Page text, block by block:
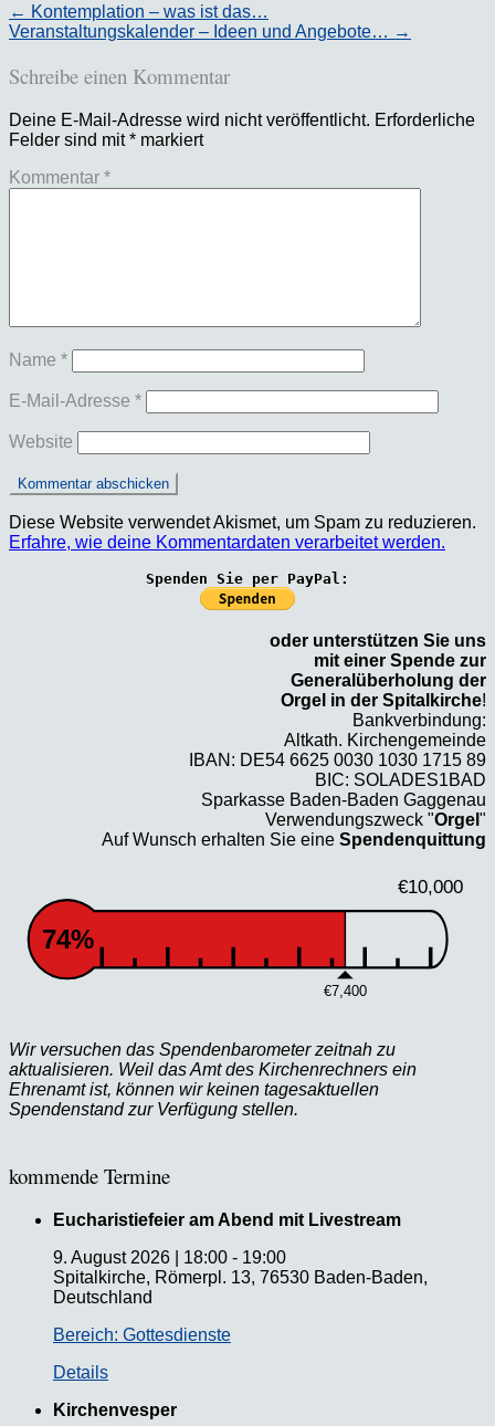
← Kontemplation – was ist das…
Veranstaltungskalender – Ideen und Angebote… →
Schreibe einen Kommentar
Deine E-Mail-Adresse wird nicht veröffentlicht. Erforderliche
Felder sind mit* markiert
Kommentar *
Name *
E-Mail-Adresse *
Website
Diese Website verwendet Akismet, um Spam zu reduzieren.
Erfahre, wie deine Kommentardaten verarbeitet werden.
Spenden Sie per PayPal:
oder unterstützen Sie uns
mit einer Spende zur
Generalüberholung der
Orgel in der Spitalkirche!
Bankverbindung:
Altkath. Kirchengemeinde
IBAN: DE54 6625 0030 1030 1715 89
BIC: SOLADES1BAD
Sparkasse Baden-Baden Gaggenau
Verwendungszweck "Orgel "
Auf Wunsch erhalten Sie eine Spendenquittung
€10,000
€7,400
74%
Wir versuchen das Spendenbarometer zeitnah zu
aktualisieren. Weil das Amt des Kirchenrechners ein
Ehrenamt ist, können wir keinen tagesaktuellen
Spendenstand zur Verfügung stellen.
kommende Termine
Eucharistiefeier am Abend mit Livestream
9. August 2026
18:00 - 19:00
Spitalkirche, Römerpl. 13, 76530 Baden-Baden,
Deutschland
Bereich: Gottesdienste
Details
Kirchenvesper